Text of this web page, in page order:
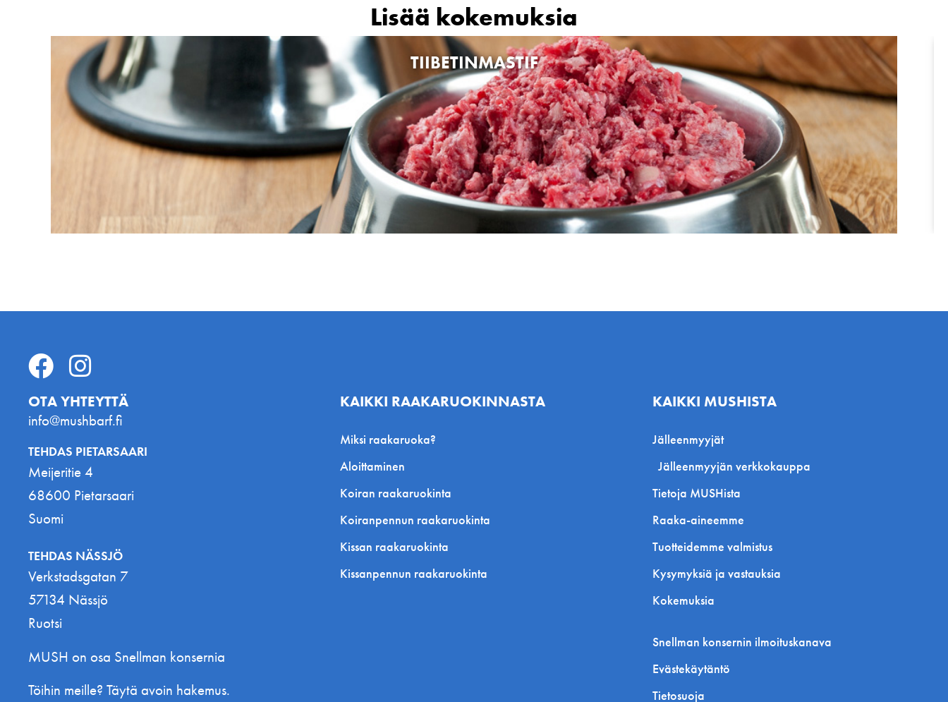
Lisää kokemuksia
TIIBETINMASTIF
OTA YHTEYTTÄ
info@mushbarf.fi
TEHDAS PIETARSAARI
Meijeritie 4
68600 Pietarsaari
Suomi
TEHDAS NÄSSJÖ
Verkstadsgatan 7
57134 Nässjö
Ruotsi
MUSH on osa Snellman konsernia
Töihin meille? Täytä avoin hakemus.
KAIKKI RAAKARUOKINNASTA
Miksi raakaruoka?
Aloittaminen
Koiran raakaruokinta
Koiranpennun raakaruokinta
Kissan raakaruokinta
Kissanpennun raakaruokinta
KAIKKI MUSHISTA
Jälleenmyyjät
Jälleenmyyjän verkkokauppa
Tietoja MUSHista
Raaka-aineemme
Tuotteidemme valmistus
Kysymyksiä ja vastauksia
Kokemuksia
Snellman konsernin ilmoituskanava
Evästekäytäntö
Tietosuoja